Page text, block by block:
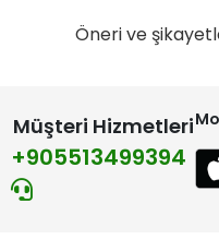
Öneri ve
Müşteri Hizmetleri
+905513499394